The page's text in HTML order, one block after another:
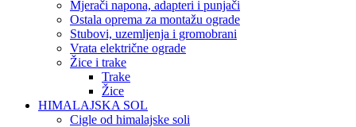
Mjerači napona, adapteri i punjači
Ostala oprema za montažu ograde
Stubovi, uzemljenja i gromobrani
Vrata električne ograde
Žice i trake
Trake
Žice
HIMALAJSKA SOL
Cigle od himalajske soli